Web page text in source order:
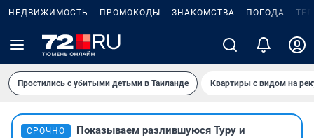
НЕДВИЖИМОСТЬ ПРОМОКОДЫ ЗНАКОМСТВА ПОГОДА
Простились с убитыми детьми в Таиланде Квартиры с видом на
СРОЧНО
Показываем разлившуюся Туру и